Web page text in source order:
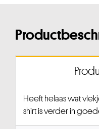
Heeft helaas wat
shirt is verder in